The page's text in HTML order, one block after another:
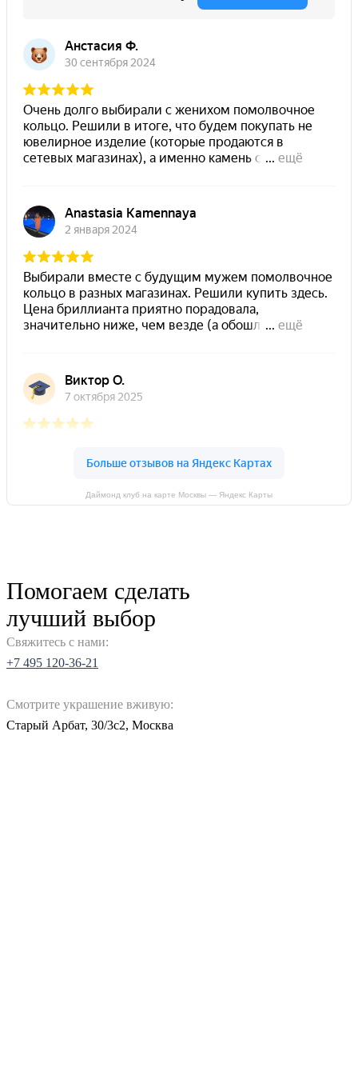
Даймонд клуб на карте Москвы — Яндекс Карты
Помогаем сделать
лучший выбор
Свяжитесь с нами:
+7 495 120-36-21
Смотрите украшение вживую:
Старый Арбат, 30/3с2, Москва